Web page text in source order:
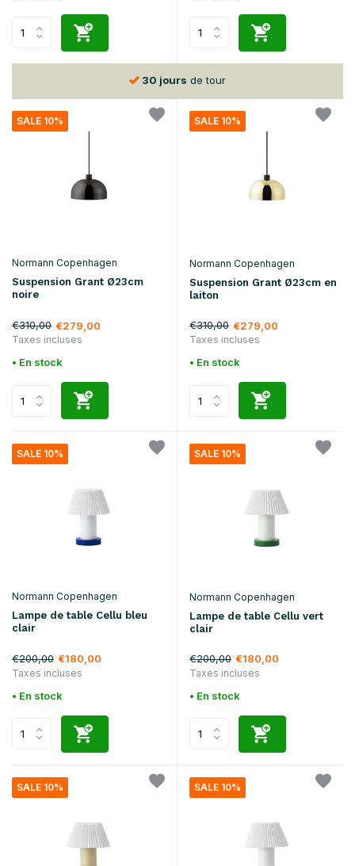
30 jours de tour
SALE 10%
Normann Copenhagen
Suspension Grant Ø23cm
noire
€310,00 €279,00
Taxes incluses
• En stock
SALE 10%
Normann Copenhagen
Suspension Grant Ø23cm en
laiton
€310,00 €279,00
Taxes incluses
• En stock
SALE 10%
Normann Copenhagen
Lampe de table Cellu bleu
clair
€200,00 €180,00
Taxes incluses
• En stock
SALE 10%
Normann Copenhagen
Lampe de table Cellu vert
clair
€200,00 €180,00
Taxes incluses
• En stock
SALE 10% SALE 10%